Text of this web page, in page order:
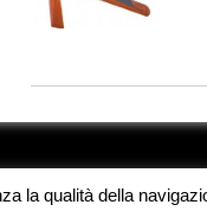
la qualità della